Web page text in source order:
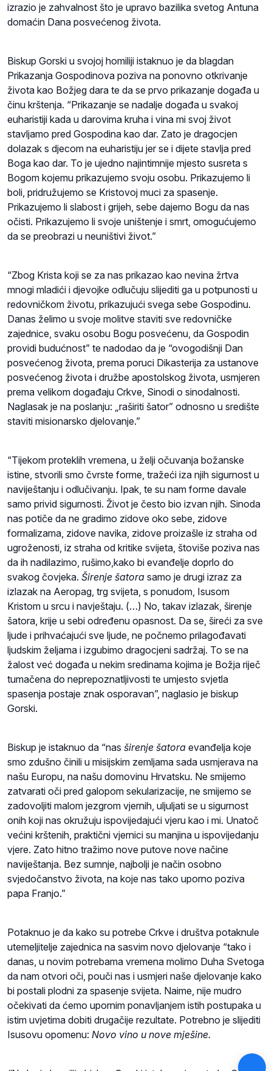
izrazio je zahvalnost što je upravo bazilika svetog Antuna
domaćin Dana posvećenog života.
Biskup Gorski u svojoj homiliji istaknuo je da blagdan
Prikazanja Gospodinova poziva na ponovno otkrivanje
života kao Božjeg dara te da se prvo prikazanje događa u
činu krštenja. “Prikazanje se nadalje događa u svakoj
euharistiji kada u darovima kruha i vina mi svoj život
stavljamo pred Gospodina kao dar. Zato je dragocjen
dolazak s djecom na euharistiju jer se i dijete stavlja pred
Boga kao dar. To je ujedno najintimnije mjesto susreta s
Bogom kojemu prikazujemo svoju osobu. Prikazujemo li
boli, pridružujemo se Kristovoj muci za spasenje.
Prikazujemo li slabost i grijeh, sebe dajemo Bogu da nas
očisti. Prikazujemo li svoje uništenje i smrt, omogućujemo
da se preobrazi u neuništivi život.”
“Zbog Krista koji se za nas prikazao kao nevina žrtva
mnogi mladići i djevojke odlučuju slijediti ga u potpunosti u
redovničkom životu, prikazujući svega sebe Gospodinu.
Danas želimo u svoje molitve staviti sve redovničke
zajednice, svaku osobu Bogu posvećenu, da Gospodin
providi budućnost” te nadodao da je “ovogodišnji Dan
posvećenog života, prema poruci Dikasterija za ustanove
posvećenog života i družbe apostolskog života, usmjeren
prema velikom događaju Crkve, Sinodi o sinodalnosti.
Naglasak je na poslanju: „raširiti šator” odnosno u središte
staviti misionarsko djelovanje.”
“Tijekom proteklih vremena, u želji očuvanja božanske
istine, stvorili smo čvrste forme, tražeći iza njih sigurnost u
naviještanju i odlučivanju. Ipak, te su nam forme davale
samo privid sigurnosti. Život je često bio izvan njih. Sinoda
nas potiče da ne gradimo zidove oko sebe, zidove
formalizama, zidove navika, zidove proizašle iz straha od
ugroženosti, iz straha od kritike svijeta, štoviše poziva nas
da ih nadilazimo, rušimo,kako bi evanđelje doprlo do
svakog čovjeka. Širenje šatora samo je drugi izraz za
izlazak na Aeropag, trg svijeta, s ponudom, Isusom
Kristom u srcu i navještaju. (…) No, takav izlazak, širenje
šatora, krije u sebi određenu opasnost. Da se, šireći za sve
ljude i prihvaćajući sve ljude, ne počnemo prilagođavati
ljudskim željama i izgubimo dragocjeni sadržaj. To se na
žalost već događa u nekim sredinama kojima je Božja riječ
tumačena do neprepoznatljivosti te umjesto svjetla
spasenja postaje znak osporavan”, naglasio je biskup
Gorski.
Biskup je istaknuo da “nas širenje šatora evanđelja koje
smo zdušno činili u misijskim zemljama sada usmjerava na
našu Europu, na našu domovinu Hrvatsku. Ne smijemo
zatvarati oči pred galopom sekularizacije, ne smijemo se
zadovoljiti malom jezgrom vjernih, uljuljati se u sigurnost
onih koji nas okružuju ispovijedajući vjeru kao i mi. Unatoč
većini krštenih, praktični vjernici su manjina u ispovijedanju
vjere. Zato hitno tražimo nove putove nove načine
naviještanja. Bez sumnje, najbolji je način osobno
svjedočanstvo života, na koje nas tako uporno poziva
papa Franjo.”
Potaknuo je da kako su potrebe Crkve i društva potaknule
utemeljitelje zajednica na sasvim novo djelovanje “tako i
danas, u novim potrebama vremena molimo Duha Svetoga
da nam otvori oči, pouči nas i usmjeri naše djelovanje kako
bi postali plodni za spasenje svijeta. Naime, nije mudro
očekivati da ćemo upornim ponavljanjem istih postupaka u
istim uvjetima dobiti drugačije rezultate. Potrebno je slijediti
Isusovu opomenu: Novo vino u nove mješine.